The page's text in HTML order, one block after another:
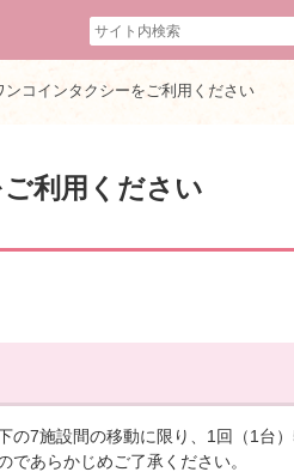
ンコインタクシーをご利用ください
利用ください
の7施設間の移動に限り、1回（1台）
あらかじめご了承ください。